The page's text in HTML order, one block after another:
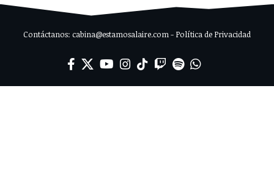
Contáctanos: cabina@estamosalaire.com - Política de Privacidad